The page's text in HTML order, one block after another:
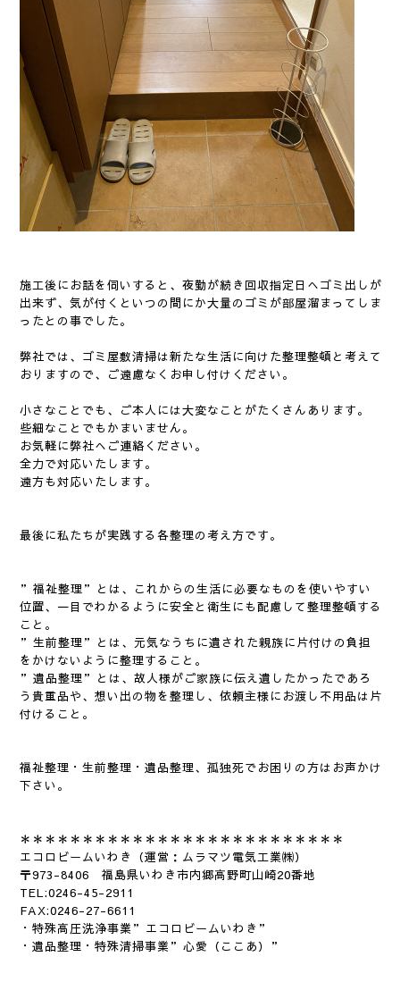
施工後にお話を伺いすると、夜勤が続き回収指定日へゴミ出しが
出来ず、気が付くといつの間にか大量のゴミが部屋溜まってしま
ったとの事でした。
弊社では、ゴミ屋敷清掃は新たな生活に向けた整理整頓と考えて
おりますので、ご遠慮なくお申し付けください。
小さなことでも、ご本人には大変なことがたくさんあります。
些細なことでもかまいません。
お気軽に弊社へご連絡ください。
全力で対応いたします。
遠方も対応いたします。
最後に私たちが実践する各整理の考え方です。
”福祉整理”とは、これからの生活に必要なものを使いやすい
位置、一目でわかるように安全と衛生にも配慮して整理整頓する
こと。
”生前整理”とは、元気なうちに遺された親族に片付けの負担
をかけないように整理すること。
”遺品整理”とは、故人様がご家族に伝え遺したかったであろ
う貴重品や、想い出の物を整理し、依頼主様にお渡し不用品は片
付けること。
福祉整理・生前整理・遺品整理、孤独死でお困りの方はお声かけ
下さい。
＊＊＊＊＊＊＊＊＊＊＊＊＊＊＊＊＊＊＊＊＊＊＊＊＊＊
エコロビームいわき（運営：ムラマツ電気工業㈱）
〒973-8406 福島県いわき市内郷高野町山崎20番地
TEL:0246-45-2911
FAX:0246-27-6611
・特殊高圧洗浄事業”エコロビームいわき”
・遺品整理・特殊清掃事業”心愛（ここあ）”